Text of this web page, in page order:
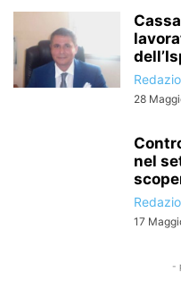
28
nel
17
-